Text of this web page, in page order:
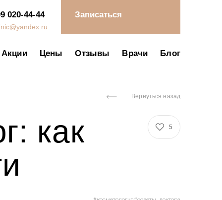
020-44-44 Записаться
Акции Цены Отзывы Врачи Блог
Вернуться назад
как
5